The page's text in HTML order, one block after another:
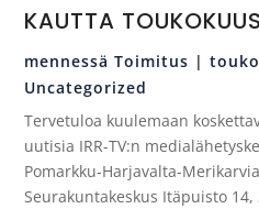
KAUTTA
mennessäToimitus |
Uncategorized
Tervetuloa kuulemaan
uutisia IRR-TV:n
Pomarkku-Harjavalta-
Seurakuntakeskus Itäpuisto 14,